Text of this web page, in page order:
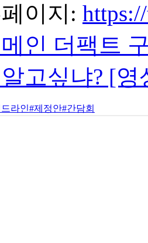
이지:
인 더팩트
고싶냐? [
라인#제정안#간담회